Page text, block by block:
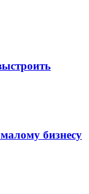
бизнесу